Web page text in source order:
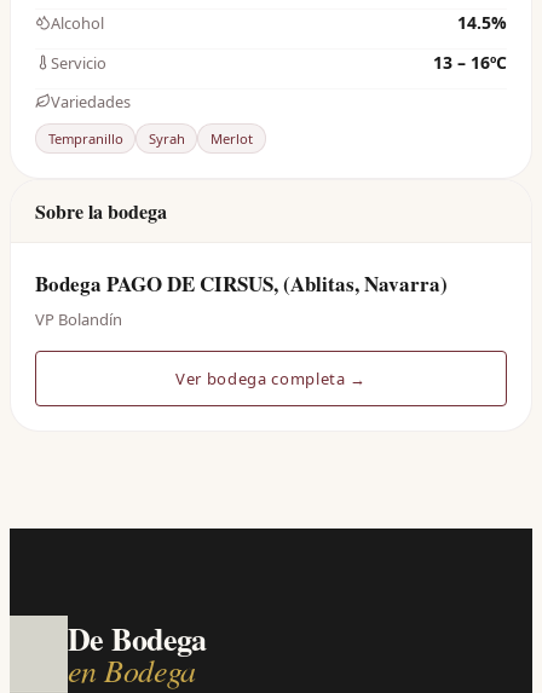
Alcohol 14.5%
Servicio 13 – 16ºC
Variedades
Tempranillo Syrah Merlot
Sobre la bodega
Bodega PAGO DE CIRSUS, (Ablitas, Navarra)
VP Bolandín
Ver bodega completa →
De Bodega
en Bodega